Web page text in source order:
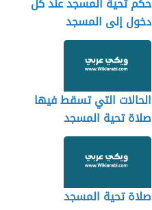
دخول إلى المسجد
الحالات التي تسقط فيها
صلاة تحية المسجد
صلاة تحية المسجد